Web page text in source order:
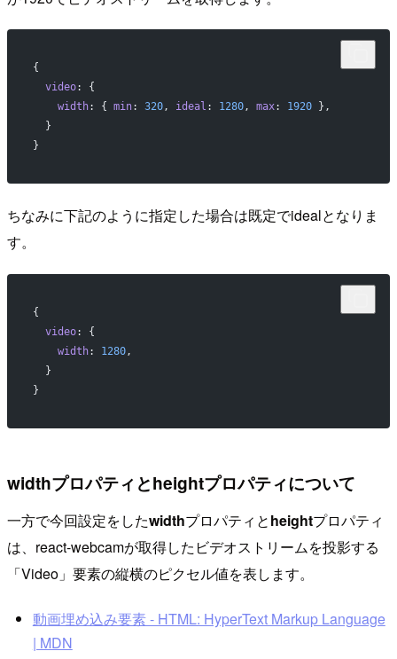
{
  video
: {
    width
: { min: 320, ideal : 1280, max: 1920 },
  }
}
ちなみに下記のように指定した場合は既定でidealとなりま
す。
{
  video
: {
    width
: 1280,
  }
}
widthプロパティとheightプロパティについて
一方で今回設定をしたwidthプロパティとheightプロパティ
は、react-webcamが取得したビデオストリームを投影する
「Video」要素の縦横のピクセル値を表します。
動画埋め込み要素 - HTML: HyperText Markup Language
| MDN